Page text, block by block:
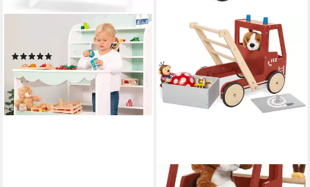
Kaufladen Wilma
118,89 € UVP189,00 €
-37%
lieferbar - in 6-8 Werktagen bei dir
PINOLINO®